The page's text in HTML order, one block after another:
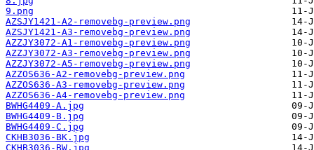
9.png
AZSJY1421-A2-removebg-preview.png
AZSJY1421-A3-removebg-preview.png
AZZJY3072-A1-removebg-preview.png
AZZJY3072-A3-removebg-preview.png
AZZJY3072-A5-removebg-preview.png
AZZOS636-A2-removebg-preview.png
AZZOS636-A3-removebg-preview.png
AZZOS636-A4-removebg-preview.png
BWHG4409-A.jpg
BWHG4409-B.jpg
BWHG4409-C.jpg
CKHB3036-BK.jpg
CKHB3036-BW.jpg